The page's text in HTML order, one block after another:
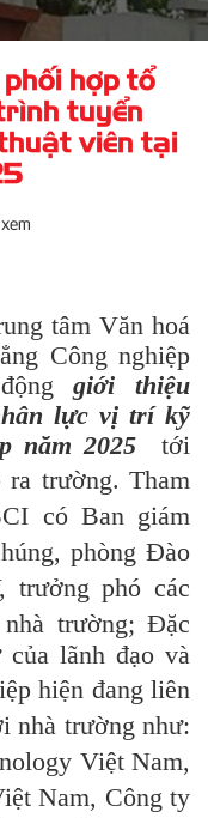
hợp tổ
tuyển
viên tại
tâm Văn hoá
Công nghiệp
giới thiệu
lực vị trí kỹ
năm 2025
tới
ra trường. Tham
có Ban giám
phòng Đào
trưởng phó các
trường; Đặc
lãnh đạo và
hiện đang liên
nhà trường như:
Việt Nam,
Nam, Công ty